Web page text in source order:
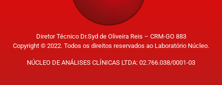
Diretor Técnico Dr.Syd de Oliveira Reis – CRM-GO 883
Copyright © 2022. Todos os direitos reservados ao Laboratório Núcleo.
NÚCLEO DE ANÁLISES CLÍNICAS LTDA: 02.766.038/0001-03